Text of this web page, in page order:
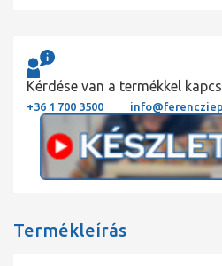
Kérdése van a termékkel
+36 1 700 3500
Termékleírás